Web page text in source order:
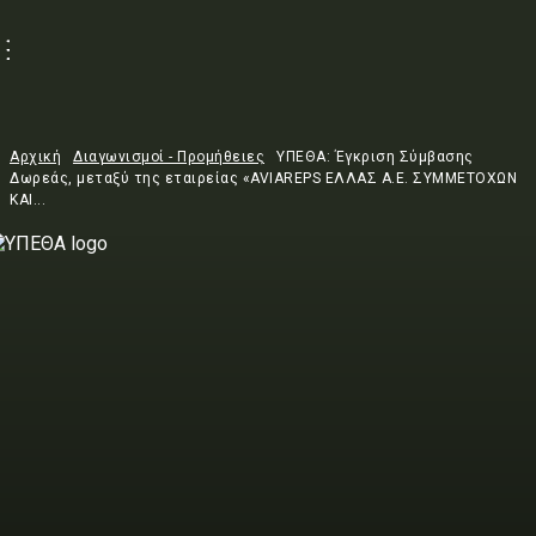
Αρχική Διαγωνισμοί - Προμήθειες
ΥΠΕΘΑ: Έγκριση Σύμβασης
Δωρεάς, μεταξύ της εταιρείας «AVIAREPS ΕΛΛΑΣ Α.Ε. ΣΥΜΜΕΤΟΧΩΝ
ΚΑΙ...